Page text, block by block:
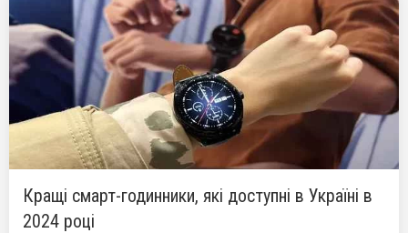
Кращі смарт-годинники, які доступні в Україні в
2024 році